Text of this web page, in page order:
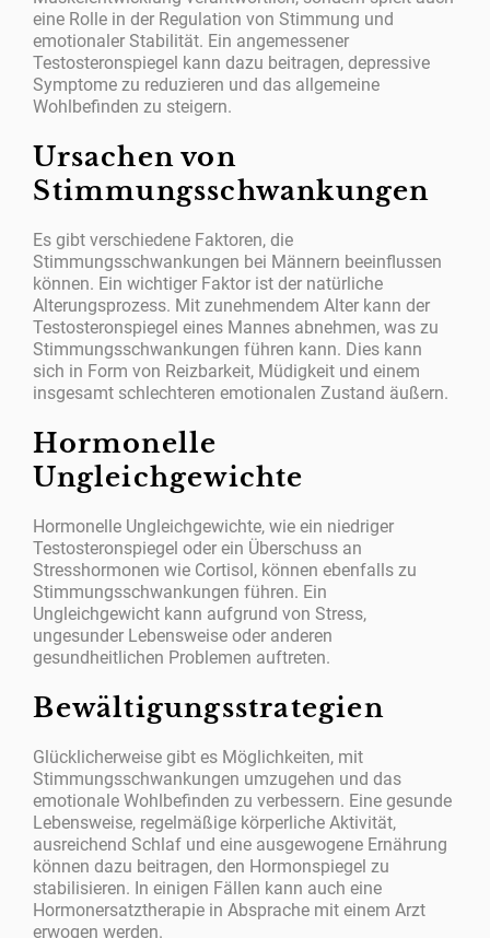
eine Rolle in der Regulation von Stimmung und
emotionaler Stabilität. Ein angemessener
Testosteronspiegel kann dazu beitragen, depressive
Symptome zu reduzieren und das allgemeine
Wohlbefinden zu steigern.
Ursachen von
Stimmungsschwankungen
Es gibt verschiedene Faktoren, die
Stimmungsschwankungen bei Männern beeinflussen
können. Ein wichtiger Faktor ist der natürliche
Alterungsprozess. Mit zunehmendem Alter kann der
Testosteronspiegel eines Mannes abnehmen, was zu
Stimmungsschwankungen führen kann. Dies kann
sich in Form von Reizbarkeit, Müdigkeit und einem
insgesamt schlechteren emotionalen Zustand äußern.
Hormonelle
Ungleichgewichte
Hormonelle Ungleichgewichte, wie ein niedriger
Testosteronspiegel oder ein Überschuss an
Stresshormonen wie Cortisol, können ebenfalls zu
Stimmungsschwankungen führen. Ein
Ungleichgewicht kann aufgrund von Stress,
ungesunder Lebensweise oder anderen
gesundheitlichen Problemen auftreten.
Bewältigungsstrategien
Glücklicherweise gibt es Möglichkeiten, mit
Stimmungsschwankungen umzugehen und das
emotionale Wohlbefinden zu verbessern. Eine gesunde
Lebensweise, regelmäßige körperliche Aktivität,
ausreichend Schlaf und eine ausgewogene Ernährung
können dazu beitragen, den Hormonspiegel zu
stabilisieren. In einigen Fällen kann auch eine
Hormonersatztherapie in Absprache mit einem Arzt
erwogen werden.